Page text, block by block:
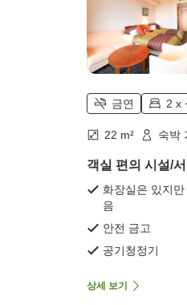
금연 2 x
22 m² 숙박
객실 편의 시설/
화장실은 있지만
음
안전 금고
공기청정기
상세 보기